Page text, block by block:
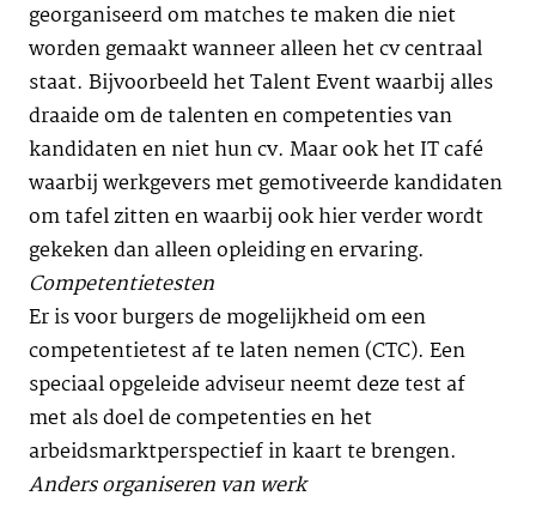
georganiseerd om matches te maken die niet
worden gemaakt wanneer alleen het cv centraal
staat. Bijvoorbeeld het Talent Event waarbij alles
draaide om de talenten en competenties van
kandidaten en niet hun cv. Maar ook het IT café
waarbij werkgevers met gemotiveerde kandidaten
om tafel zitten en waarbij ook hier verder wordt
gekeken dan alleen opleiding en ervaring.
Competentietesten
Er is voor burgers de mogelijkheid om een
competentietest af te laten nemen (CTC). Een
speciaal opgeleide adviseur neemt deze test af
met als doel de competenties en het
arbeidsmarktperspectief in kaart te brengen.
Anders organiseren van werk